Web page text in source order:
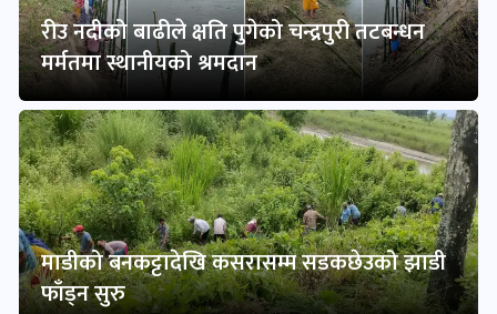
रीउ नदीको बाढीले क्षति पुगेको चन्द्रपुरी तटबन्धन
मर्मतमा स्थानीयको श्रमदान
माडीको बनकट्टादेखि कसरासम्म सडकछेउको झाडी
फाँड्न सुरु